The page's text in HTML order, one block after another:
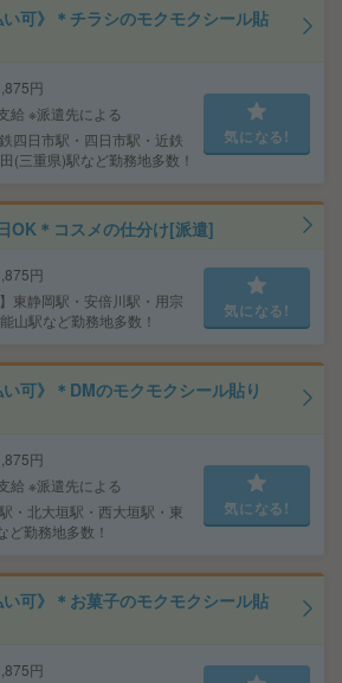
い可》＊チラシのモクモクシール貼
円
給 ※派遣先による
四日市駅・四日市駅・近鉄
(三重県)駅など勤務地多数！
気になる!
OK＊コスメの仕分け[派遣]
円
東静岡駅・安倍川駅・用宗
山駅など勤務地多数！
気になる!
い可》＊DMのモクモクシール貼り
円
給 ※派遣先による
・北大垣駅・西大垣駅・東
ど勤務地多数！
気になる!
い可》＊お菓子のモクモクシール貼
円